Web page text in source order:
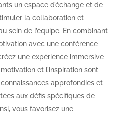
un espace d’échange et de
la collaboration et
sein de l’équipe. En combinant
avec une conférence
une expérience immersive
et l’inspiration sont
approfondies et
aux défis spécifiques de
vous favorisez une